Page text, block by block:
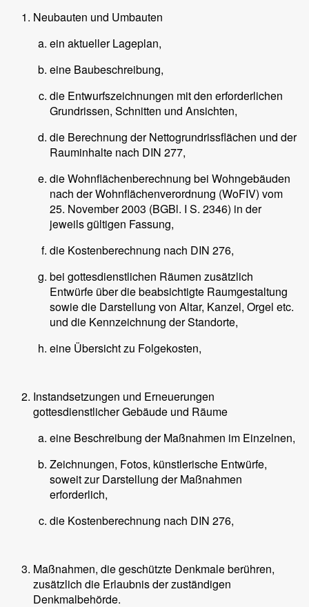
Neubauten und Umbauten
ein aktueller Lageplan,
eine Baubeschreibung,
die Entwurfszeichnungen mit den erforderlichen
Grundrissen, Schnitten und Ansichten,
die Berechnung der Nettogrundrissflächen und der
Rauminhalte nach DIN 277,
die Wohnflächenberechnung bei Wohngebäuden
nach der Wohnflächenverordnung (WoFIV) vom
25. November 2003 (BGBl. I S. 2346) in der
jeweils gültigen Fassung,
die Kostenberechnung nach DIN 276,
bei gottesdienstlichen Räumen zusätzlich
Entwürfe über die beabsichtigte Raumgestaltung
sowie die Darstellung von Altar, Kanzel, Orgel etc.
und die Kennzeichnung der Standorte,
eine Übersicht zu Folgekosten,
Instandsetzungen und Erneuerungen
gottesdienstlicher Gebäude und Räume
eine Beschreibung der Maßnahmen im Einzelnen,
Zeichnungen, Fotos, künstlerische Entwürfe,
soweit zur Darstellung der Maßnahmen
erforderlich,
die Kostenberechnung nach DIN 276,
Maßnahmen, die geschützte Denkmale berühren,
zusätzlich die Erlaubnis der zuständigen
Denkmalbehörde.